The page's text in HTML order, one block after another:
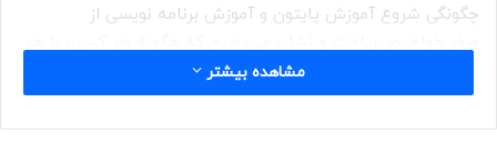
چگونگی شروع آموزش پایتون و آموزش برنامه نویسی از
سطح دانشی، می‌تواند قدم در این مسیر بگذارد.
چرا آموزش برنامه نویسی و به ویژه آموزش پایتون مهم است؟
مشاهده بیشتر